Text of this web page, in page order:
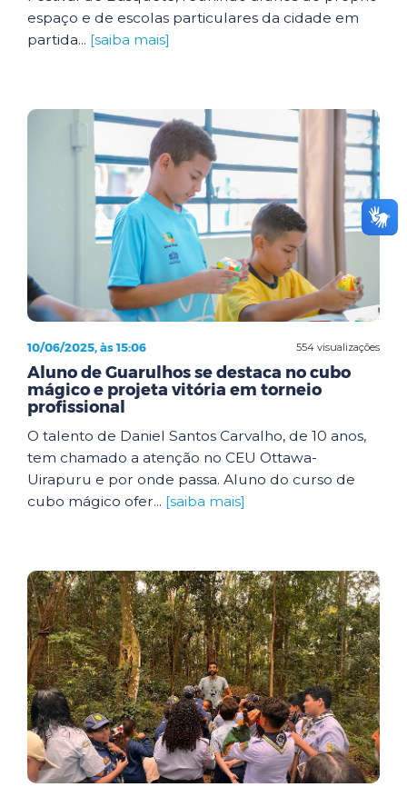
espaço e de escolas particulares da cidade em
partida... [saiba mais]
554 visualizações
10/06/2025, às 15:06
Aluno de Guarulhos se destaca no cubo
mágico e projeta vitória em torneio
profissional
O talento de Daniel Santos Carvalho, de 10 anos,
tem chamado a atenção no CEU Ottawa-
Uirapuru e por onde passa. Aluno do curso de
cubo mágico ofer... [saiba mais]